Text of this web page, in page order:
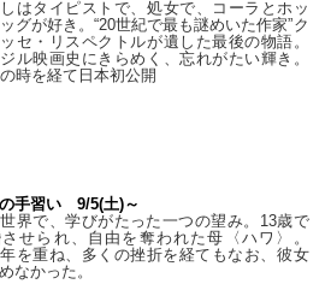
はタイピストで、処⼥で、コーラとホッ
グが好き。“20世紀で最も謎めいた作家”ク
セ・リスペクトルが遺した最後の物語。
ル映画史にきらめく、忘れがたい輝き。
時を経て⽇本初公開
手習い 9/5(土)～
界で、学びがたった一つの望み。13歳で
せられ、自由を奪われた母〈ハワ〉。
を重ね、多くの挫折を経てもなお、彼女
なかった。